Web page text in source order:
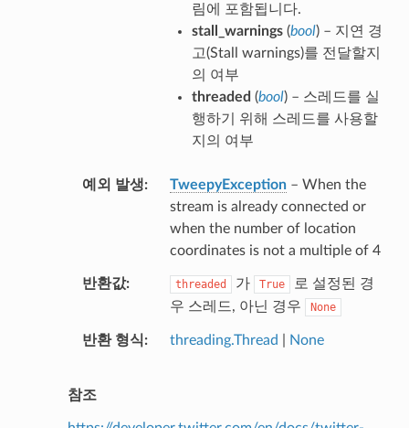
림에 포함됩니다.
stall_warnings(bool) – 지연 경
고(Stall warnings)를 전달할지
의 여부
threaded (bool) – 스레드를 실
행하기 위해 스레드를 사용할
지의 여부
예외 발생 TweepyException– When the
stream is already connected or
when the number of location
coordinates is not a multiple of 4
반환값 threaded 가 True
로 설정된 경
우 스레드, 아닌 경우
None
반환 형식 threading.Thread None
참조